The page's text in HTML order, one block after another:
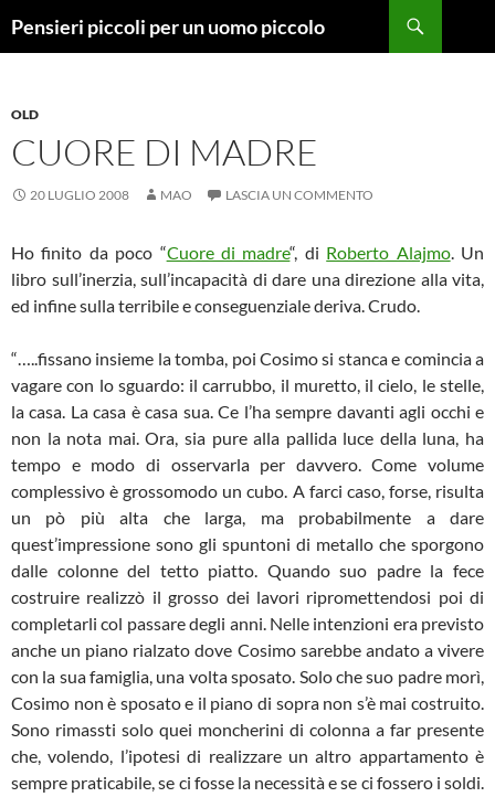
Pensieri piccoli per un uomo piccolo
OLD
CUORE DI MADRE
20 LUGLIO 2008 MAO LASCIA UN COMMENTO
Ho finito da poco “Cuore di madre“, di Roberto Alajmo. Un
libro sull’inerzia, sull’incapacità di dare una direzione alla vita,
ed infine sulla terribile e conseguenziale deriva. Crudo.
“…..fissano insieme la tomba, poi Cosimo si stanca e comincia a
vagare con lo sguardo: il carrubbo, il muretto, il cielo, le stelle,
la casa. La casa è casa sua. Ce l’ha sempre davanti agli occhi e
non la nota mai. Ora, sia pure alla pallida luce della luna, ha
tempo e modo di osservarla per davvero. Come volume
complessivo è grossomodo un cubo. A farci caso, forse, risulta
un pò più alta che larga, ma probabilmente a dare
quest’impressione sono gli spuntoni di metallo che sporgono
dalle colonne del tetto piatto. Quando suo padre la fece
costruire realizzò il grosso dei lavori ripromettendosi poi di
completarli col passare degli anni. Nelle intenzioni era previsto
anche un piano rialzato dove Cosimo sarebbe andato a vivere
con la sua famiglia, una volta sposato. Solo che suo padre morì,
Cosimo non è sposato e il piano di sopra non s’è mai costruito.
Sono rimassti solo quei moncherini di colonna a far presente
che, volendo, l’ipotesi di realizzare un altro appartamento è
sempre praticabile, se ci fosse la necessità e se ci fossero i soldi.